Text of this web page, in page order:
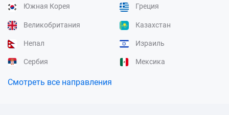
Южная Корея Греция
Великобритания Казахстан
Непал Израиль
Сербия Мексика
Смотреть все направления